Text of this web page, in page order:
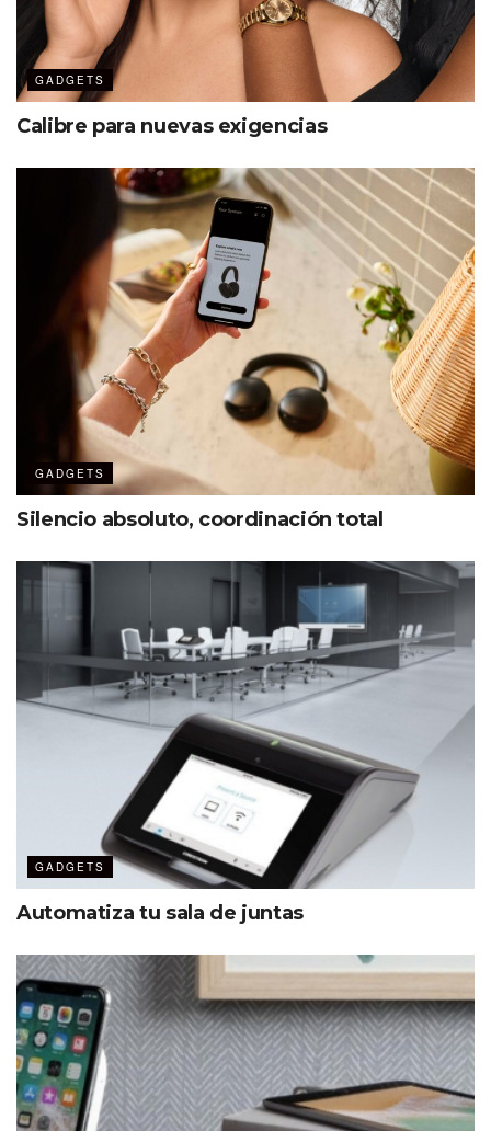
GADGETS
Calibre para nuevas exigencias
GADGETS
Silencio absoluto, coordinación total
GADGETS
Automatiza tu sala de juntas